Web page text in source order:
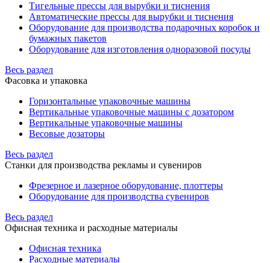
Тигельные прессы для вырубки и тиснения
Автоматические прессы для вырубки и тиснения
Оборудование для производства подарочных коробок и
бумажных пакетов
Оборудование для изготовления одноразовой посуды
Весь раздел
Фасовка и упаковка
Горизонтальные упаковочные машины
Вертикальные упаковочные машины с дозатором
Вертикальные упаковочные машины
Весовые дозаторы
Весь раздел
Станки для производства рекламы и сувениров
Фрезерное и лазерное оборудование, плоттеры
Оборудование для производства сувениров
Весь раздел
Офисная техника и расходные материалы
Офисная техника
Расходные материалы